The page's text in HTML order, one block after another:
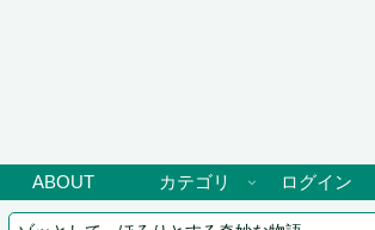
ABOUT カテゴリ ログイン